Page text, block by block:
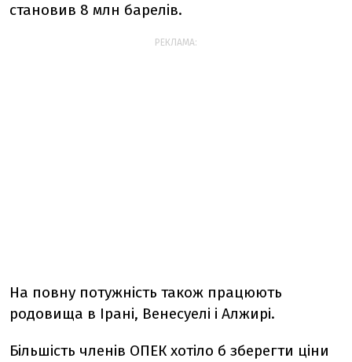
становив 8 млн барелів.
РЕКЛАМА:
На повну потужність також працюють
родовища в Ірані, Венесуелі і Алжирі.
Більшість членів ОПЕК хотіло б зберегти ціни